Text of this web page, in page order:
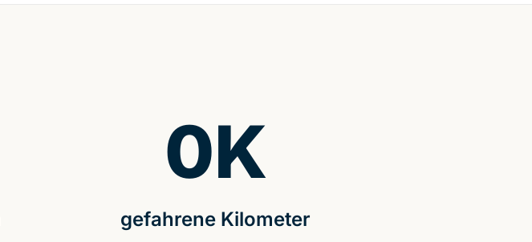
gefahrene Kilometer
0K